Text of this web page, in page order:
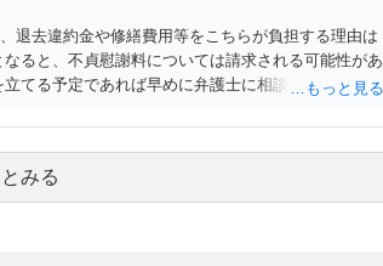
退去違約金や修繕費用等をこちらが負担する理由は
ると、不貞慰謝料については請求される可能性があ
てる予定であれば早めに弁護士に相談し、弁護士か
みる